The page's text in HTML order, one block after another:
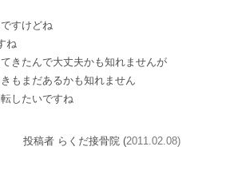
すけどね
ね
きたんで大丈夫かも知れませんが
もまだあるかも知れません
したいですね
投稿者 らくだ接骨院 (2011.02.08)